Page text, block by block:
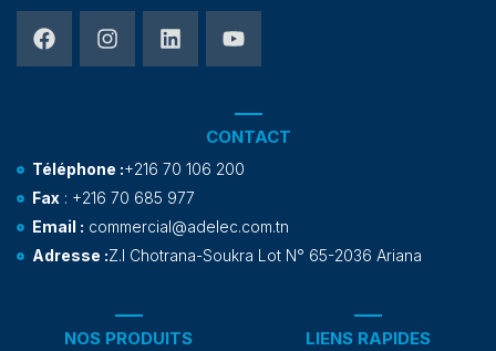
NOS PRODUITS LIENS RAPIDES
CONTACT
Téléphone :+216 70 106 200
Fax : +216 70 685 977
Email : commercial@adelec.com.tn
Adresse :Z.I Chotrana-Soukra Lot N° 65-2036 Ariana